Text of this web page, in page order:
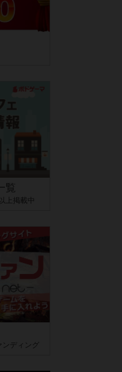
覧
上掲載中
ディング